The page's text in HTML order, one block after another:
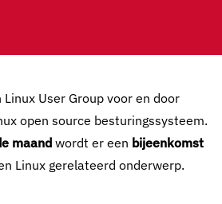
User Group voor en door
open source besturingssysteem.
maand wordt er een bijeenkomst
Linux gerelateerd onderwerp.